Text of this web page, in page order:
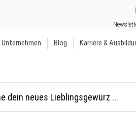
Unternehmen Blog Karriere &